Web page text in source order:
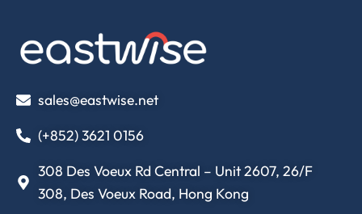
sales@eastwise.net
(+852) 3621 0156
308 Des Voeux Rd Central – Unit 2607, 26/F
308, Des Voeux Road, Hong Kong